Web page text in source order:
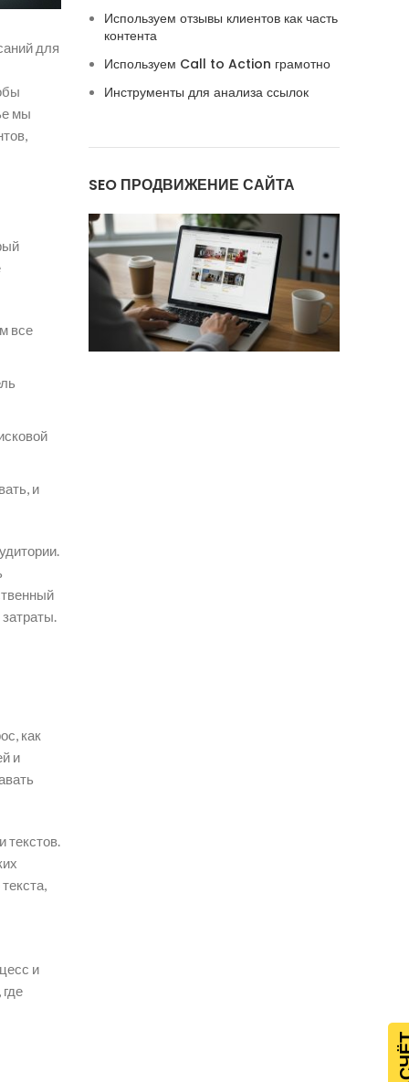
для
мы
все
и
как
и
и
Используем отзывы клиентов как часть
контента
Используем Call to Action грамотно
Инструменты для анализа ссылок
SEO ПРОДВИЖЕНИЕ САЙТА